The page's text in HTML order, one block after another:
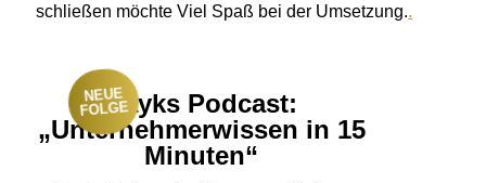
schließen möchte Viel Spaß bei der Umsetzung..
Rayks Podcast:
„Unternehmerwissen in 15
Minuten“
NEUE
FOLGE